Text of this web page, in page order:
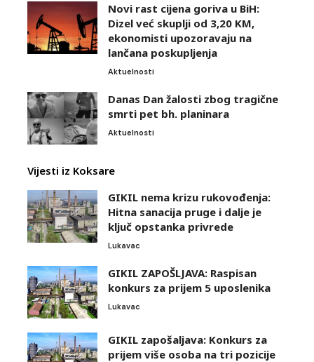
Novi rast cijena goriva u BiH:
Dizel već skuplji od 3,20 KM,
ekonomisti upozoravaju na
lančana poskupljenja
Aktuelnosti
Danas Dan žalosti zbog tragične
smrti pet bh. planinara
Aktuelnosti
Vijesti iz Koksare
GIKIL nema krizu rukovođenja:
Hitna sanacija pruge i dalje je
ključ opstanka privrede
Lukavac
GIKIL ZAPOŠLJAVA: Raspisan
konkurs za prijem 5 uposlenika
Lukavac
GIKIL zapošaljava: Konkurs za
prijem više osoba na tri pozicije